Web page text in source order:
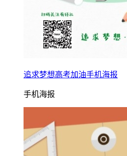
追求梦想高考加油手机海报
手机海报